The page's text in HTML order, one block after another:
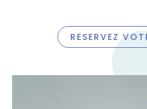
RESERVEZ